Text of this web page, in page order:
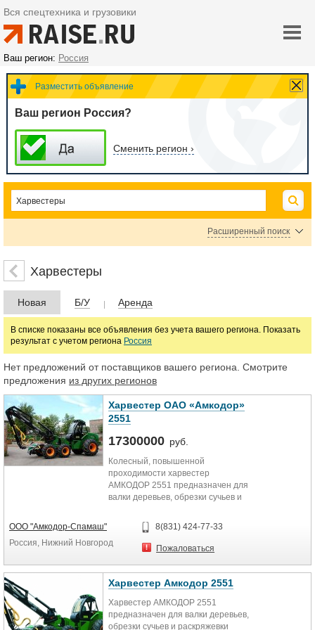
Вся спецтехника и грузовики
Ваш регион: Россия
Разместить объявление
Ваш регион Россия?
Сменить регион ›
Расширенный поиск
Цена
руб.
Марка
Харвестеры
Новая Б/У Аренда
В списке показаны все объявления без учета вашего региона. Показать
результат с учетом региона Россия
Нет предложений от поставщиков вашего региона. Смотрите
предложения из других регионов
Харвестер ОАО «Амкодор»
2551
17300000 руб.
Колесный, повышенной
проходимости харвестер
АМКОДОР 2551 предназначен для
валки деревьев, обрезки сучьев и
заданной длины.
Льготное кредитование от
СБЕРБАНКА 10%.
ООО "Амкодор-Спамаш"
Россия, Нижний Новгород
8(831) 424-77-33
Пожаловаться
Харвестер Амкодор 2551
Харвестер АМКОДОР 2551
предназначен для валки деревьев,
обрезки сучьев и раскряжевки